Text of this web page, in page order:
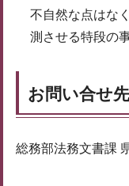
不自然な点はな
測させる特段の
お問い合せ先
総務部法務文書課